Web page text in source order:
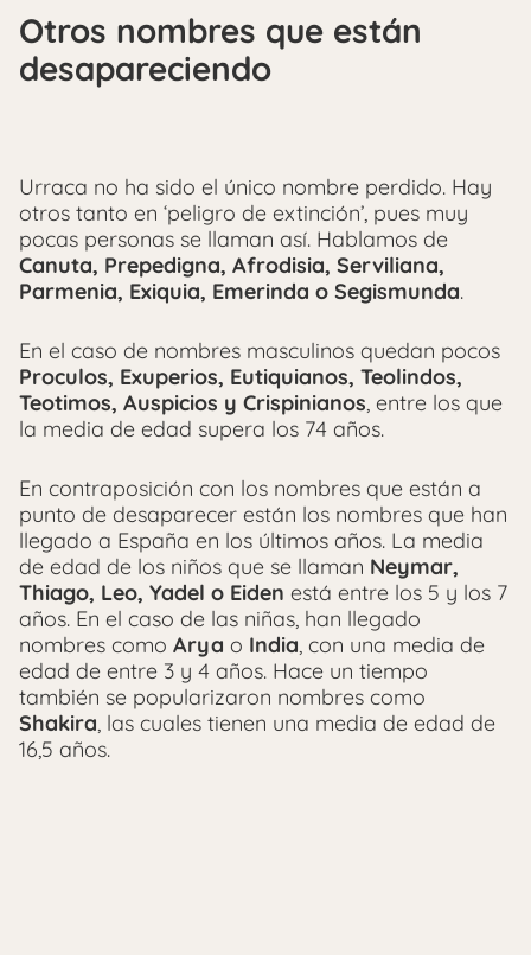
Otros nombres que están
desapareciendo
Urraca no ha sido el único nombre perdido. Hay
otros tanto en ‘peligro de extinción’, pues muy
pocas personas se llaman así. Hablamos de
Canuta, Prepedigna, Afrodisia, Serviliana,
Parmenia, Exiquia, Emerinda o Segismunda.
En el caso de nombres masculinos quedan pocos
Proculos, Exuperios, Eutiquianos, Teolindos,
Teotimos, Auspicios y Crispinianos, entre los que
la media de edad supera los 74 años.
En contraposición con los nombres que están a
punto de desaparecer están los nombres que han
llegado a España en los últimos años. La media
de edad de los niños que se llaman Neymar,
Thiago, Leo, Yadel o Eiden está entre los 5 y los 7
años. En el caso de las niñas, han llegado
nombres como Arya o India, con una media de
edad de entre 3 y 4 años. Hace un tiempo
también se popularizaron nombres como
Shakira, las cuales tienen una media de edad de
16,5 años.